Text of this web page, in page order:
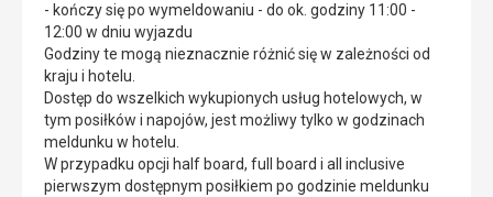
- kończy się po wymeldowaniu - do ok. godziny 11:00 -
12:00 w dniu wyjazdu
Godziny te mogą nieznacznie różnić się w zależności od
kraju i hotelu.
Dostęp do wszelkich wykupionych usług hotelowych, w
tym posiłków i napojów, jest możliwy tylko w godzinach
meldunku w hotelu.
W przypadku opcji half board, full board i all inclusive
pierwszym dostępnym posiłkiem po godzinie meldunku